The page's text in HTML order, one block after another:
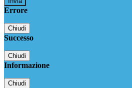
Errore
Chiudi
Successo
Chiudi
Informazione
Chiudi